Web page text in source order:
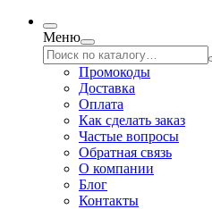
Меню
Промокоды
Доставка
Оплата
Как сделать заказ
Частые вопросы
Обратная связь
О компании
Блог
Контакты